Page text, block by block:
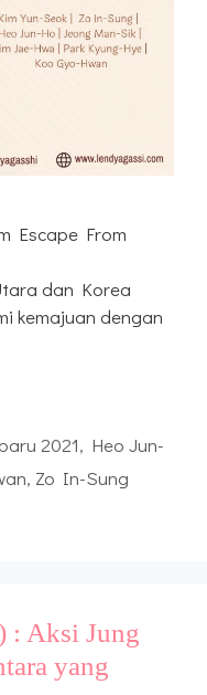
Escape From
dan Korea
kemajuan dengan
2021, Heo Jun-
, Zo In-Sung
: Aksi Jung
yang